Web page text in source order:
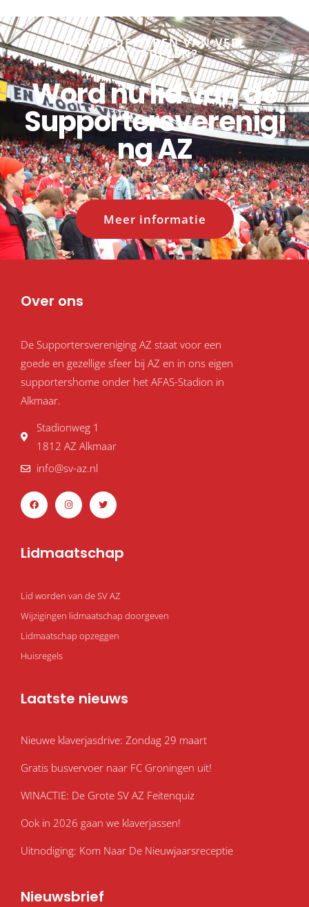
OOK PROFITEREN VAN VEEL
VOORDELEN?
Word nu lid van de
Supportersverenigi
ng AZ
Meer informatie
Over ons
De Supportersvereniging AZ staat voor een
goede en gezellige sfeer bij AZ en in ons eigen
supportershome onder het AFAS-Stadion in
Alkmaar.
Stadionweg 1
1812 AZ Alkmaar
info@sv-az.nl
F
a
c
e
o
k
I
n
s
t
r
a
T
w
i
t
r
Lidmaatschap
Lid worden van de SV AZ
Wijzigingen lidmaatschap doorgeven
Lidmaatschap opzeggen
Huisregels
Laatste nieuws
Nieuwe klaverjasdrive: Zondag 29 maart
Gratis busvervoer naar FC Groningen uit!
WINACTIE: De Grote SV AZ Feitenquiz
Ook in 2026 gaan we klaverjassen!
Uitnodiging: Kom Naar De Nieuwjaarsreceptie
Nieuwsbrief